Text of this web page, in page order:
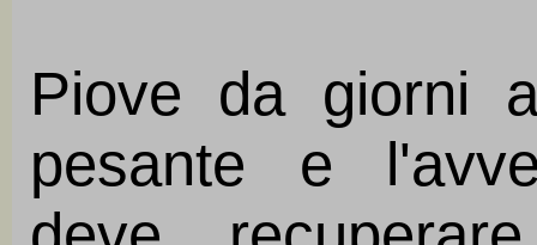
Piove da giorni
pesante e